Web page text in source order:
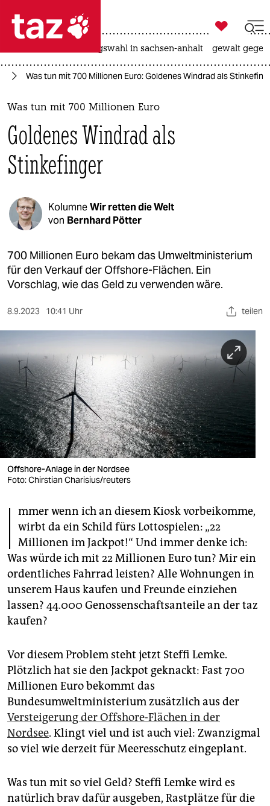
 taz zahl ich
taz zahl ich
themen
politik
öko
kultur
berlin
verlag
verlag
veranstaltungen
shop
fragen & hilfe
unterstützen
genossenschaft
epaper login

taz zahl ich
landtagswahl in sachsen-anhalt gewalt
Was tun mit 700 Millionen Euro: Goldenes Windrad als
Was tun mit 700 Millionen Euro
Goldenes Windrad als
Stinkefinger
KolumneWir retten die Welt
von Bernhard Pötter
700 Millionen Euro bekam das Umweltministerium
für den Verkauf der Offshore-Flächen. Ein
Vorschlag, wie das Geld zu verwenden wäre.
8.9.2023 10:41 Uhr teilen
Offshore-Anlage in der Nordsee
Foto: Chirstian Charisius/reuters
I mmer wenn ich an diesem Kiosk vorbeikomme,
wirbt da ein Schild fürs Lottospielen: „22
Millionen im Jackpot!“ Und immer denke ich:
Was würde ich mit 22 Millionen Euro tun? Mir ein
ordentliches Fahrrad leisten? Alle Wohnungen in
unserem Haus kaufen und Freunde einziehen
lassen? 44.000 Genossenschaftsanteile an der taz
kaufen?
Vor diesem Problem steht jetzt Steffi Lemke.
Plötzlich hat sie den Jackpot geknackt: Fast 700
Millionen Euro bekommt das
Bundesumweltministerium zusätzlich aus der
Versteigerung der Offshore-Flächen in der
Nordsee. Klingt viel und ist auch viel: Zwanzigmal
so viel wie derzeit für Meeresschutz eingeplant.
Was tun mit so viel Geld? Steffi Lemke wird es
natürlich brav dafür ausgeben, Rastplätze für die